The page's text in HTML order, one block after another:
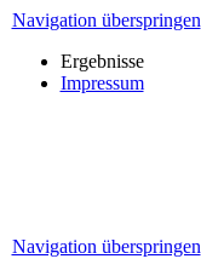
Navigation überspringen
Ergebnisse
Impressum
Navigation überspringen